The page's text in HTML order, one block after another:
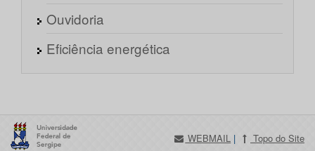
Ouvidoria
Eficiência energética
WEBMAIL | Topo do Site